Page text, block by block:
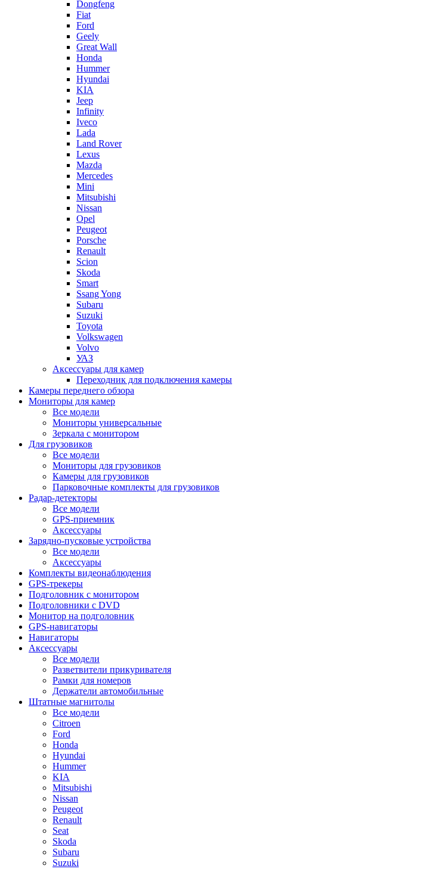
Dongfeng
Fiat
Ford
Geely
Great Wall
Honda
Hummer
Hyundai
KIA
Jeep
Infinity
Iveco
Lada
Land Rover
Lexus
Mazda
Mercedes
Mini
Mitsubishi
Nissan
Opel
Peugeot
Porsche
Renault
Scion
Skoda
Smart
Ssang Yong
Subaru
Suzuki
Toyota
Volkswagen
Volvo
УАЗ
Аксессуары для камер
Переходник для подключения камеры
Камеры переднего обзора
Мониторы для камер
Все модели
Мониторы универсальные
Зеркала с монитором
Для грузовиков
Все модели
Мониторы для грузовиков
Камеры для грузовиков
Парковочные комплекты для грузовиков
Радар-детекторы
Все модели
GPS-приемник
Аксессуары
Зарядно-пусковые устройства
Все модели
Аксессуары
Комплекты видеонаблюдения
GPS-трекеры
Подголовник с монитором
Подголовники с DVD
Монитор на подголовник
GPS-навигаторы
Навигаторы
Аксессуары
Все модели
Разветвители прикуривателя
Рамки для номеров
Держатели автомобильные
Штатные магнитолы
Все модели
Citroen
Ford
Honda
Hyundai
Hummer
KIA
Mitsubishi
Nissan
Peugeot
Renault
Seat
Skoda
Subaru
Suzuki